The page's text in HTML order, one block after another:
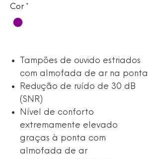
Cor *
Tampões de ouvido estriados
com almofada de ar na ponta
Redução de ruído de 30 dB
(SNR)
Nível de conforto
extremamente elevado
graças à ponta com
almofada de ar